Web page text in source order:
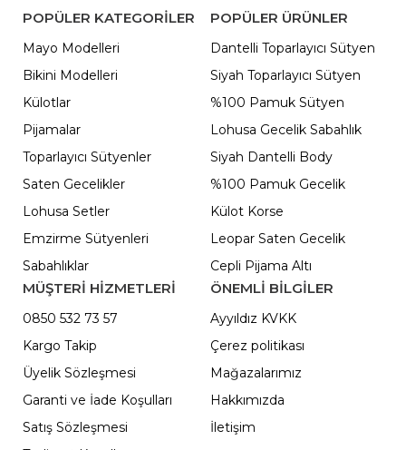
POPÜLER KATEGORILER
Mayo Modelleri
Bikini Modelleri
Külotlar
Pijamalar
Toparlayıcı Sütyenler
Saten Gecelikler
Lohusa Setler
Emzirme Sütyenleri
Sabahlıklar
POPÜLER ÜRÜNLER
Dantelli Toparlayıcı Sütyen
Siyah Toparlayıcı Sütyen
%100 Pamuk Sütyen
Lohusa Gecelik Sabahlık
Siyah Dantelli Body
%100 Pamuk Gecelik
Külot Korse
Leopar Saten Gecelik
Cepli Pijama Altı
MÜŞTERİ HİZMETLERİ
0850 532 73 57
Kargo Takip
Üyelik Sözleşmesi
Garanti ve İade Koşulları
Satış Sözleşmesi
ÖNEMLI BILGILER
Ayyıldız KVKK
Çerez politikası
Mağazalarımız
Hakkımızda
İletişim